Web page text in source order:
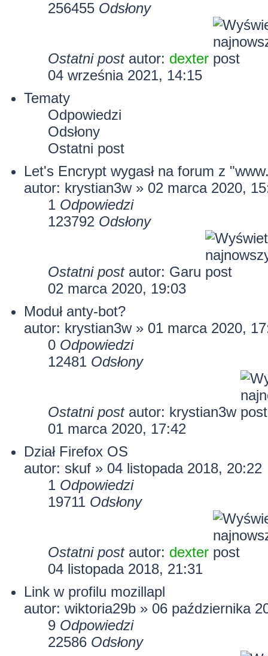
256455 Odsłony
Ostatni post autor: dexter
04 września 2021, 14:15
Tematy
Odpowiedzi
Odsłony
Ostatni post
Let's Encrypt wygasł na forum z
autor: krystian3w» 02 marca 2020,
1 Odpowiedzi
123792 Odsłony
Ostatni post autor: Garu
02 marca 2020, 19:03
Moduł anty-bot?
autor: krystian3w» 01 marca 2020,
0 Odpowiedzi
12481 Odsłony
Ostatni post autor: krystian3w
01 marca 2020, 17:42
Dział Firefox OS
autor: skuf » 04 listopada 2018, 20:22
1 Odpowiedzi
19711 Odsłony
Ostatni post autor: dexter
04 listopada 2018, 21:31
Link w profilu mozillapl
autor: wiktoria29b » 06 października
9 Odpowiedzi
22586 Odsłony